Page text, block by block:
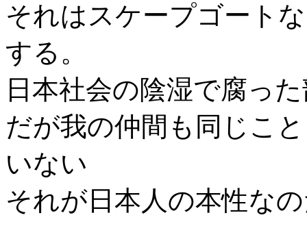
それはスケープゴート
する。
日本社会の陰湿で腐っ
だが我の仲間も同じこ
いない
それが日本人の本性な